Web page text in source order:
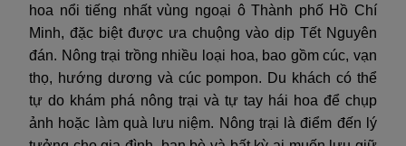
hoa nổi tiếng nhất vùng ngoại ô Thành phố Hồ Chí
Minh, đặc biệt được ưa chuộng vào dịp Tết Nguyên
đán. Nông trại trồng nhiều loại hoa, bao gồm cúc, vạn
thọ, hướng dương và cúc pompon. Du khách có thể
tự do khám phá nông trại và tự tay hái hoa để chụp
ảnh hoặc làm quà lưu niệm. Nông trại là điểm đến lý